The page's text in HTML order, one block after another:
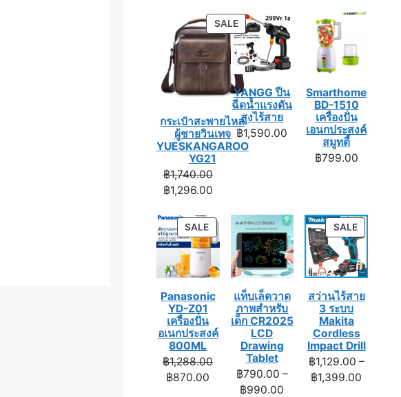
SALEPRODUCT
ON
SALE
กระเป๋าสะพายไหล่
ผู้ชายวินเทจ
YUESKANGAROO
YG21
฿1,740.00Original
price
฿1,740.00.
฿1,296.00Current
is:
฿1,296.00.
YANGG ปืน
ฉีดน้ำแรงดัน
สูงไร้สาย
฿1,590.00
Smarthome
BD-1510
เครื่องปั่น
เอนกประสงค์
สมูทตี้
฿799.00
SALEPRODUCT
ON
Panasonic
YD-Z01
เครื่องปั่น
อเนกประสงค์
800ML
฿1,288.00Original
price
฿870.00 Current
แท็บเล็ตวาด
ภาพสำหรับ
เด็ก CR2025
LCD
Drawing
Tablet
฿790.00 –
฿990.00
SALE
ON
SALE
สว่านไร้สาย
3 ระบบ
Makita
Cordless
Impact Drill
฿1,129.00 –
฿1,399.00